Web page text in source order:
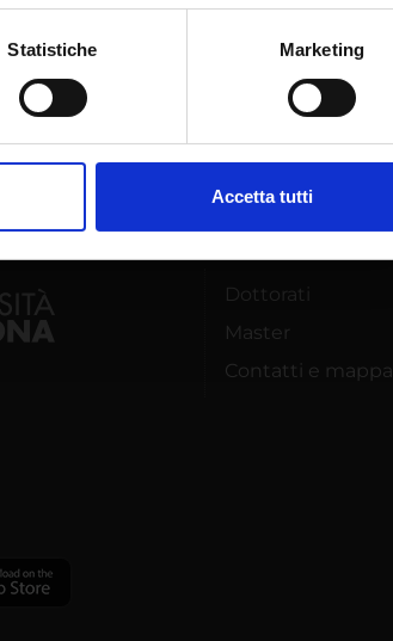
di qualche metro,
sui cookie.
Statistiche Marketing
Accetta tutti
Dottorati
Master
Contatti e mappa